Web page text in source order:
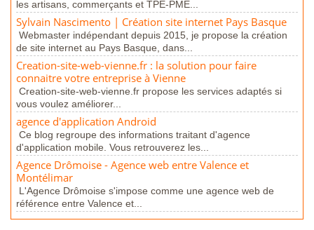
les artisans, commerçants et TPE-PME...
Sylvain Nascimento | Création site internet Pays Basque
Webmaster indépendant depuis 2015, je propose la création
de site internet au Pays Basque, dans...
Creation-site-web-vienne.fr : la solution pour faire
connaitre votre entreprise à Vienne
Creation-site-web-vienne.fr propose les services adaptés si
vous voulez améliorer...
agence d'application Android
Ce blog regroupe des informations traitant d'agence
d'application mobile. Vous retrouverez les...
Agence Drômoise - Agence web entre Valence et
Montélimar
L'Agence Drômoise s'impose comme une agence web de
référence entre Valence et...